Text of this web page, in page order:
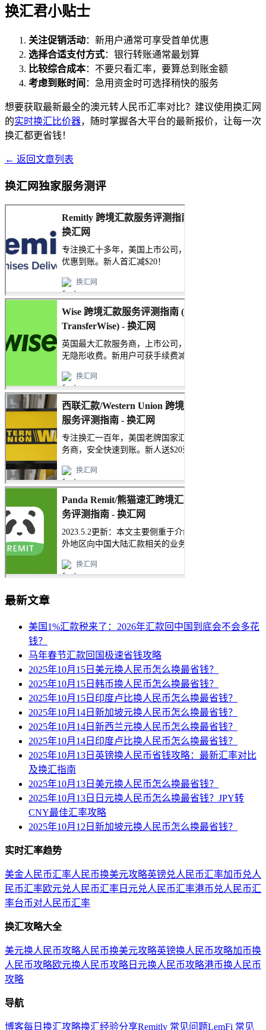
换汇君小贴士
关注促销活动：新用户通常可享受首单优惠
选择合适支付方式：银行转账通常最划算
比较综合成本：不要只看汇率，要算总到账金额
考虑到账时间 ：急用资金时可选择稍快的服务
想要获取最新最全的澳元转人民币汇率对比？建议使用换汇网
的实时换汇比价器，随时掌握各大平台的最新报价，让每一次
换汇都更省钱！
← 返回文章列表
换汇网独家服务测评
最新文章
美国1%汇款税来了：2026年汇款回中国到底会不会多花
钱？
马年春节汇款回国极速省钱攻略
2025年10月15日美元换人民币怎么换最省钱？
2025年10月15日韩币换人民币怎么换最省钱？
2025年10月15日印度卢比换人民币怎么换最省钱？
2025年10月14日新加坡元换人民币怎么换最省钱？
2025年10月14日新西兰元换人民币怎么换最省钱？
2025年10月14日印度卢比换人民币怎么换最省钱？
2025年10月13日英镑换人民币省钱攻略：最新汇率对比
及换汇指南
2025年10月13日美元换人民币怎么换最省钱？
2025年10月13日日元换人民币怎么换最省钱？JPY转
CNY最佳汇率攻略
2025年10月12日新加坡元换人民币怎么换最省钱？
实时汇率趋势
美金人民币汇率人民币换美元攻略英镑兑人民币汇率加币兑人
民币汇率欧元兑人民币汇率 日元兑人民币汇率港币兑人民币汇
率台币对人民币汇率
换汇攻略大全
美元换人民币攻略人民币换美元攻略英镑换人民币攻略加币换
人民币攻略欧元换人民币攻略 日元换人民币攻略港币换人民币
攻略
导航
博客每日换汇攻略换汇经验分享Remitly 常见问题LemFi 常见